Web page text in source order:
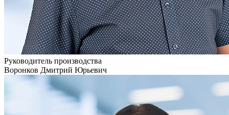
Руководитель производства
Воронков Дмитрий Юрьевич